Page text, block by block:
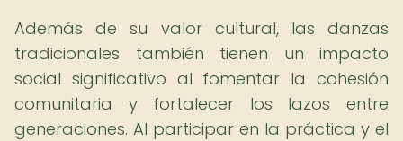
Además de su valor cultural, las danzas
tradicionales también tienen un impacto
social significativo al fomentar la cohesión
comunitaria y fortalecer los lazos entre
generaciones. Al participar en la práctica y el